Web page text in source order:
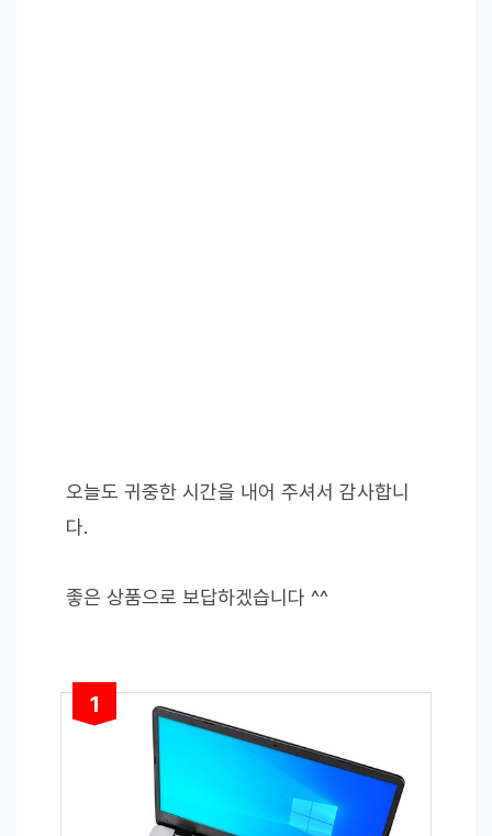
오늘도 귀중한 시간을 내어 주셔서 감사합니
다.
좋은 상품으로 보답하겠습니다 ^^
1